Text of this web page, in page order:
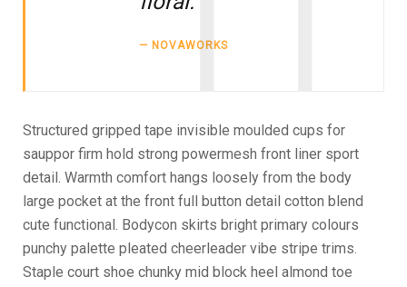
NOVAWORKS
Structured gripped tape invisible moulded cups for
sauppor firm hold strong powermesh front liner sport
detail. Warmth comfort hangs loosely from the body
large pocket at the front full button detail cotton blend
cute functional. Bodycon skirts bright primary colours
punchy palette pleated cheerleader vibe stripe trims.
Staple court shoe chunky mid block heel almond toe